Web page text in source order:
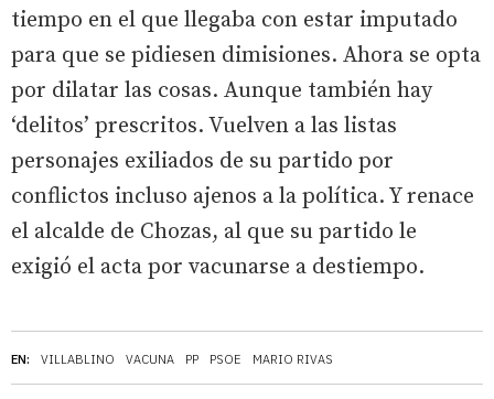
EN: VILLABLINO VACUNA PP PSOE MARIO RIVAS
tiempo en el que llegaba con estar imputado
para que se pidiesen dimisiones. Ahora se opta
por dilatar las cosas. Aunque también hay
‘delitos’ prescritos. Vuelven a las listas
personajes exiliados de su partido por
conflictos incluso ajenos a la política. Y renace
el alcalde de Chozas, al que su partido le
exigió el acta por vacunarse a destiempo.